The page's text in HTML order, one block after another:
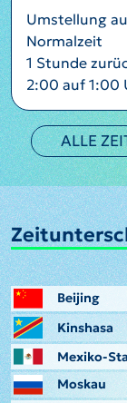
Umstellung
Normalzeit
1 Stunde
2:00 auf 1:00
ALLE
Beijing
Kinshasa
Mexiko-
Moskau